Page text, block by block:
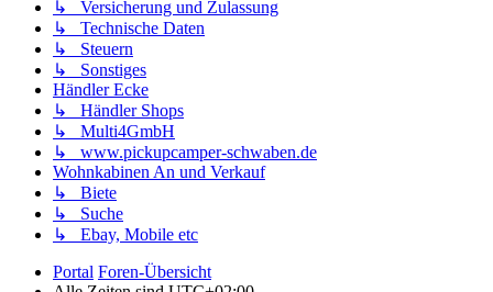
↳ Versicherung und Zulassung
↳ Technische Daten
↳ Steuern
↳ Sonstiges
Händler Ecke
↳ Händler Shops
↳ Multi4GmbH
↳ www.pickupcamper-schwaben.de
Wohnkabinen An und Verkauf
↳ Biete
↳ Suche
↳ Ebay, Mobile etc
Portal Foren-Übersicht